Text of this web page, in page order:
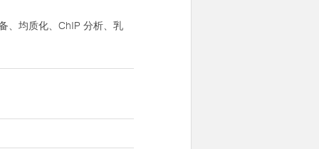
、均质化、ChIP 分析、乳